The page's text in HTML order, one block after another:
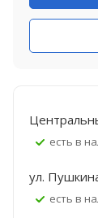
Есть в
ул.
Есть в